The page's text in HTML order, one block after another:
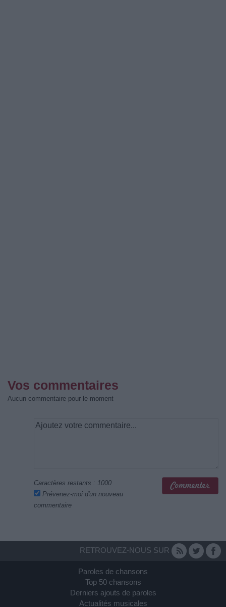
Vos commentaires
Aucun commentaire pour le moment
Caractères restants : 1000
Prévenez-moi d'un nouveau
commentaire
RETROUVEZ-NOUS SUR
Paroles de chansons
Top 50 chansons
Derniers ajouts de paroles
Actualités musicales